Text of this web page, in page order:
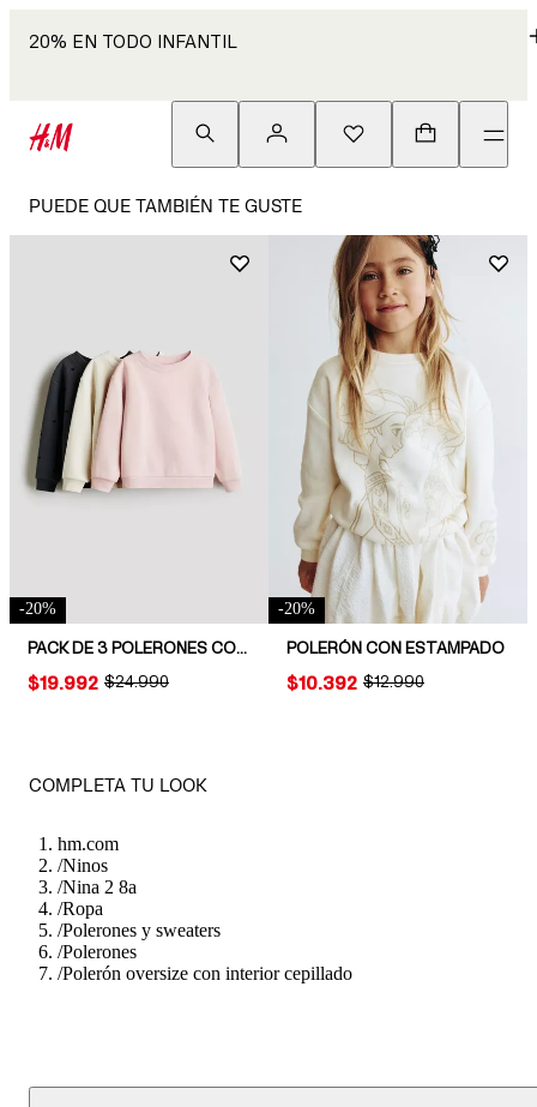
20% EN TODO INFANTIL
PUEDE QUE TAMBIÉN TE GUSTE
-20%
PACK DE 3 POLERONES CON INTERIOR CEPILLADO
ORIGINAL PRICE:
$24.990
PRICE:
$19.992
-20%
POLERÓN CON ESTAMPADO
ORIGINAL PRICE:
$12.990
PRICE:
$10.392
COMPLETA TU LOOK
hm.com
/Ninos
/Nina 2 8a
/Ropa
/Polerones y sweaters
/Polerones
/Polerón oversize con interior cepillado